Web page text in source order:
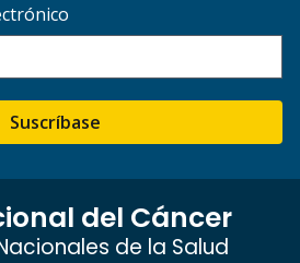
Suscríbase
del Cáncer
de la Salud